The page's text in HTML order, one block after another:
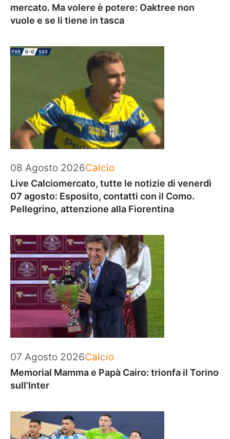
mercato. Ma volere è potere: Oaktree non
vuole e se li tiene in tasca
08 Agosto 2026Categorie
Calcio
Live Calciomercato, tutte le notizie di venerdì
07 agosto: Esposito, contatti con il Como.
Pellegrino, attenzione alla Fiorentina
07 Agosto 2026Categorie
Calcio
Memorial Mamma e Papà Cairo: trionfa il Torino
sull’Inter